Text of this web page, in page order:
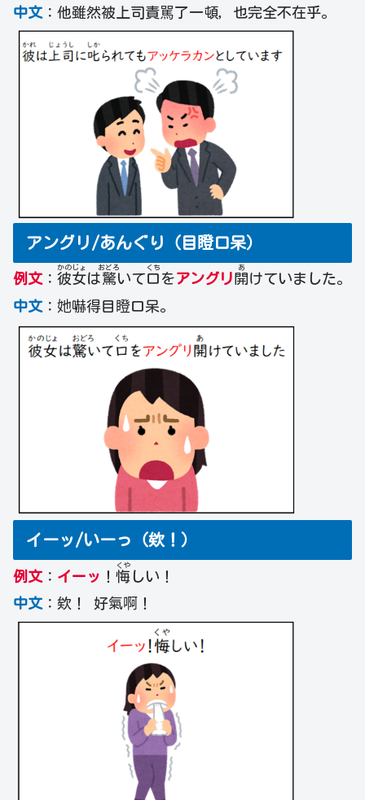
中文 ：他雖然被上司責駡了一頓，也完全不在乎。
アングリ/あんぐり（目瞪口呆）
例文 ： 彼
かの
女
じょ
は驚
おどろ
いて口
くち
をアングリ 開
あ
けていました。
中文 ：她嚇得目瞪口呆。
イーッ/いーっ（欸！）
例文 ： イーッ ！ 悔
くや
しい！
中文 ：欸！ 好氣啊！